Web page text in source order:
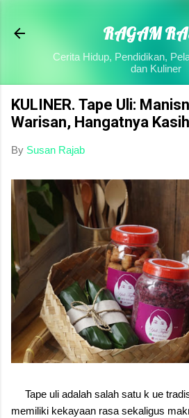
RAGAM
Cerita Hidup, Pendidikan,
dan Kuliner
KULINER. Tape Uli:
Warisan, Hangatnya
By Susan Rajab
Tape uli adalah salah satu k ue
memiliki kekayaan rasa sekaligus